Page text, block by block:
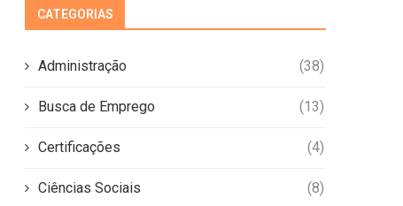
CATEGORIAS
Administração (38)
Busca de Emprego (13)
Certificações (4)
Ciências Sociais (8)